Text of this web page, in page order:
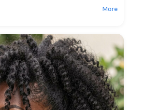
More